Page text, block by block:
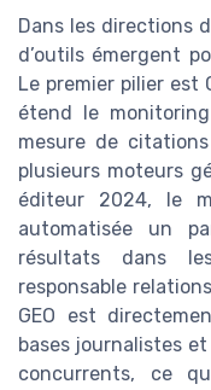
Dans les directions
d’outils émergent
Le premier pilier est
étend le
mesure de
plusieurs moteurs
éditeur 2024, le
automatisée un
résultats dans
responsable
GEO est
bases journalistes
concurrents, ce